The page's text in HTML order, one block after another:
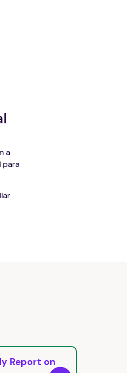
a
para
Review: Is It the